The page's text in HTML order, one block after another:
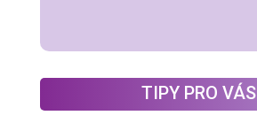
TIPY PRO VÁS